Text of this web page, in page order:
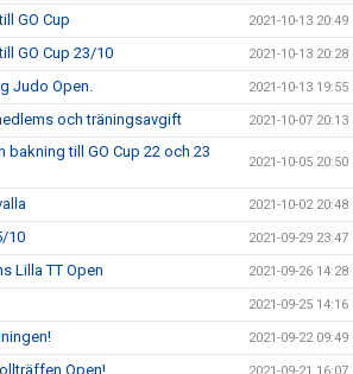
GO Cup 2021-10-13 20:49
GO Cup 23/10 2021-10-13 20:28
Judo Open. 2021-10-13 19:55
och träningsavgift 2021-10-07 20:13
till GO Cup 22 och 23
2021-10-05 20:50
2021-10-02 20:48
10 2021-09-29 23:47
Lilla TT Open 2021-09-26 14:28
2021-09-25 14:16
2021-09-22 09:49
Open!